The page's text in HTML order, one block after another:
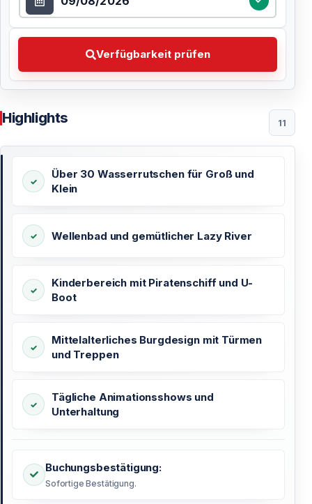
Verfügbarkeit prüfen
Verfügbarkeit prüfen Wählen Sie Ihr bevorzugtes
Highlights 11
Über 30 Wasserrutschen für Groß und
Klein
Wellenbad und gemütlicher Lazy River
Kinderbereich mit Piratenschiff und U-
Boot
Mittelalterliches Burgdesign mit Türmen
und Treppen
Tägliche Animationsshows und
Unterhaltung
Buchungsbestätigung:
Sofortige Bestätigung.